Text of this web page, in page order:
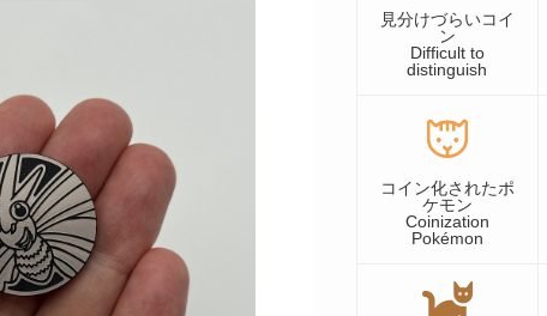
見分けづらいコイ
ン
Difficult to
distinguish
コイン化されたポ
ケモン
Coinization
Pokémon